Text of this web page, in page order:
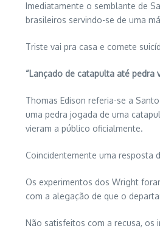
Imediatamente o semblante de
brasileiros servindo-se de uma
Triste vai pra casa e comete
“Lançado de catapulta até pedra
Thomas Edison referia-se a
uma pedra jogada de uma
vieram a público oficialmente.
Coincidentemente uma resposta
Os experimentos dos Wright
com a alegação de que o
Não satisfeitos com a recusa, os